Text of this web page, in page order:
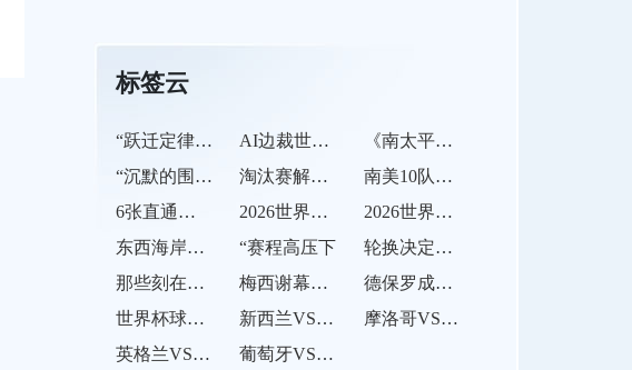
标签云
“跃迁定律：世界杯新军首胜的冷门概率与历史突变” AI边裁世界杯首秀：北美赛场实测智能追踪系统
《南太平洋2026：战术体系的重塑与进化》
“沉默的围城：Lumen Field声浪如何瓦解客队进攻
淘汰赛解码：从战术迭代看2026世界杯夺冠格局
南美10队混战
6张直通票：美加墨入场券生死局
2026世界杯预选赛进球效率对正赛小组赛出线结果的预测价值分析
2026世界杯新军热身赛布局：地理坐标背后的战略棋局
东西海岸通勤堪称极限挑战
“赛程高压下
轮换决定世界杯命运”
那些刻在足坛历史的瞬间
梅西谢幕战？阿根廷世界杯卫冕之路
德保罗成关键先生！
世界杯球员纪录！内马尔世界杯最多被侵犯
新西兰VS埃及直播新西兰VS埃及在线直播
摩洛哥VS海地摩洛哥VS海地直播
英格兰VS加纳英格兰VS加纳直播
葡萄牙VS乌兹别克斯坦葡萄牙VS乌兹别克斯坦直播